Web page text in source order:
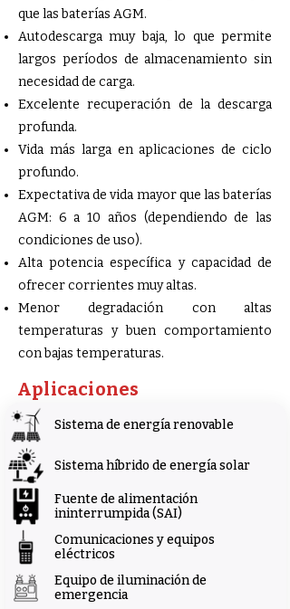
que las baterías AGM.
Autodescarga muy baja, lo que permite
largos períodos de almacenamiento sin
necesidad de carga.
Excelente recuperación de la descarga
profunda.
Vida más larga en aplicaciones de ciclo
profundo.
Expectativa de vida mayor que las baterías
AGM: 6 a 10 años (dependiendo de las
condiciones de uso).
Alta potencia específica y capacidad de
ofrecer corrientes muy altas.
Menor degradación con altas
temperaturas y buen comportamiento
con bajas temperaturas.
Aplicaciones
Sistema de energía renovable
Sistema híbrido de energía solar
Fuente de alimentación
ininterrumpida (SAI)
Comunicaciones y equipos
eléctricos
Equipo de iluminación de
emergencia